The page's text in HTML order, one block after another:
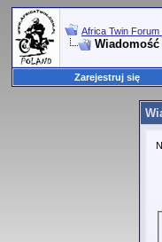
Africa Twin
Wiadomość
Zarejestruj się